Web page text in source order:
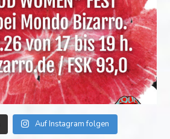
Auf Instagram folgen